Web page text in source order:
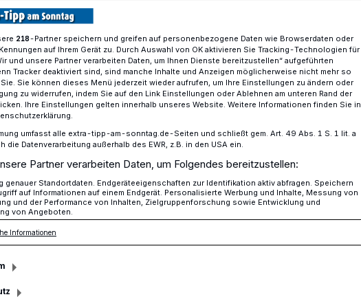
Alten Kirche in Lobberich
Kino
29. März, 20 Uhr, lädt der
einer besonderen Veranstaltung, bei
präsentiert werden, in die Alte
218-Partner speichern und greifen auf personenbezogene Daten wie Browserdaten oder
auf Ihrem Gerät zu. Durch Auswahl von OK aktivieren Sie Tracking-Technologien für
und unsere Partner verarbeiten Daten, um Ihnen Dienste bereitzustellen“ aufgeführten
Tracker deaktiviert sind, sind manche Inhalte und Anzeigen möglicherweise nicht mehr so
Sie können dieses Menü jederzeit wieder aufrufen, um Ihre Einstellungen zu ändern oder
zu widerrufen, indem Sie auf den Link Einstellungen oder Ablehnen am unteren Rand der
Ihre Einstellungen gelten innerhalb unseres Website. Weitere Informationen finden Sie in
umfasst alle extra-tipp-am-sonntag.de-Seiten und schließt gem. Art. 49 Abs. 1 S. 1 lit. a
die Datenverarbeitung außerhalb des EWR, z.B. in den USA ein.
Partner verarbeiten Daten, um Folgendes bereitzustellen:
genauer Standortdaten. Endgeräteeigenschaften zur Identifikation aktiv abfragen. Speichern
auf Informationen auf einem Endgerät. Personalisierte Werbung und Inhalte, Messung von
und der Performance von Inhalten, Zielgruppenforschung sowie Entwicklung und
von Angeboten.
Informationen